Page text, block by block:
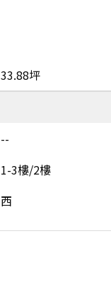
33.88坪
--
1-3樓/2樓
西